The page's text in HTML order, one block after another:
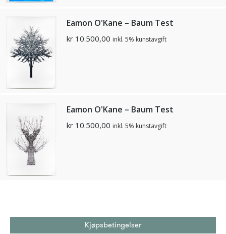
Eamon O'Kane – Baum Test
kr 10.500,00 inkl. 5% kunstavgift
Eamon O'Kane – Baum Test
kr 10.500,00 inkl. 5% kunstavgift
Kjøpsbetingelser